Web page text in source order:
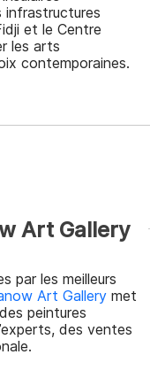
infrastructures
et le Centre
les arts
contemporaines.
Art Gallery
par les meilleurs
Art Gallery met
peintures
des ventes